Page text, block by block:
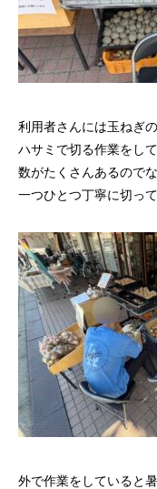
利用者さんには玉ねぎ
ハサミで切る作業をし
数がたくさんあるので
一つひとつ丁寧に切っ
外で作業をしていると